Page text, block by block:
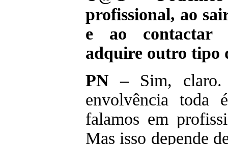
profissional, ao
e ao contactar
adquire outro tipo
PN –Sim, claro.
envolvência toda
falamos em
Mas isso depende